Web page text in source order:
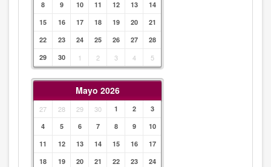
8
9 10 11 12 13
14
15
16 17 18 19 20
21
22
23 24 25 26 27
28
29
30 1 2 3 4 5
Mayo 2026
27 28 29 30 1 2
3
4
5 6 7 8 9
10
11
12 13 14 15 16
17
18
19 20 21 22 23
24